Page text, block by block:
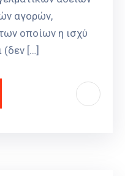
αγορών,
οποίων η ισχύ
(δεν […]